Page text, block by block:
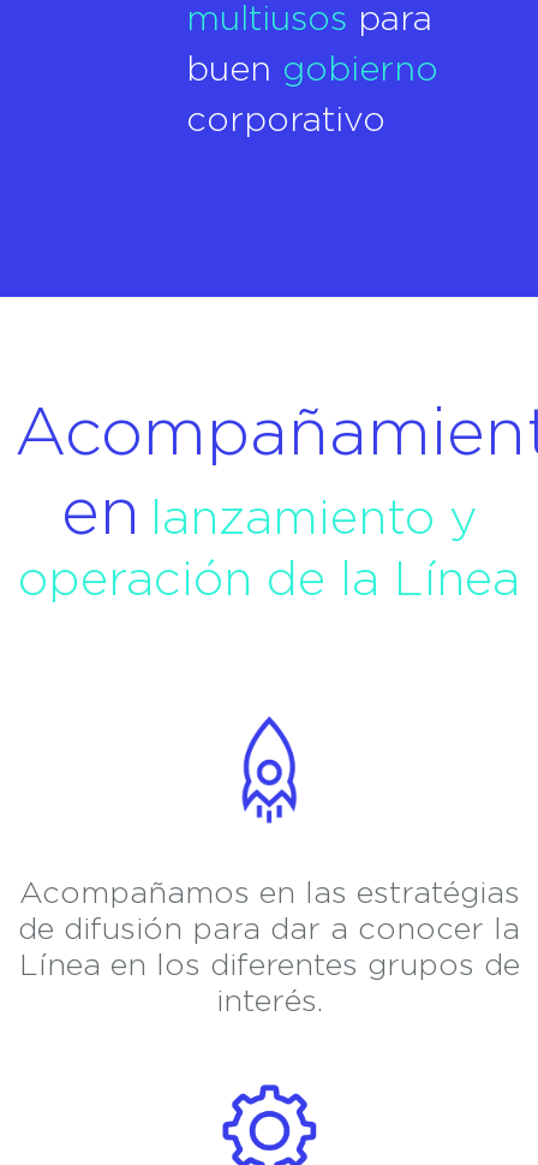
multiusos para
buen gobierno
corporativo
en lanzamiento y
operación de la Línea
Acompañamos en las estratégias
de difusión para dar a conocer la
Línea en los diferentes grupos de
interés.